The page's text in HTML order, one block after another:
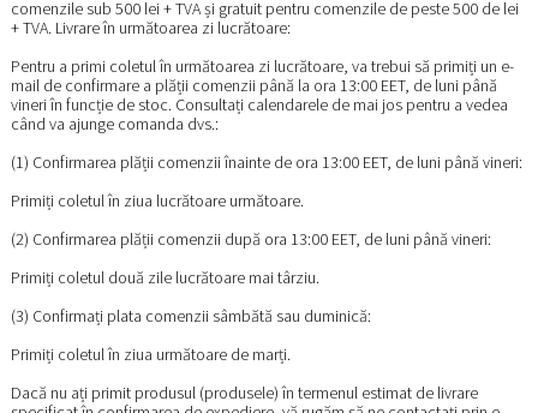
comenzile sub 500 lei + TVA și gratuit pentru comenzile de peste 500 de lei
+ TVA. Livrare în următoarea zi lucrătoare:
Pentru a primi coletul în următoarea zi lucrătoare, va trebui să primiți un e-
mail de confirmare a plății comenzii până la ora 13:00 EET, de luni până
vineri în funcție de stoc. Consultați calendarele de mai jos pentru a vedea
când va ajunge comanda dvs.:
(1) Confirmarea plății comenzii înainte de ora 13:00 EET, de luni până vineri:
Primiți coletul în ziua lucrătoare următoare.
(2) Confirmarea plății comenzii după ora 13:00 EET, de luni până vineri:
Primiți coletul două zile lucrătoare mai târziu.
(3) Confirmați plata comenzii sâmbătă sau duminică:
Primiți coletul în ziua următoare de marți.
Dacă nu ați primit produsul (produsele) în termenul estimat de livrare